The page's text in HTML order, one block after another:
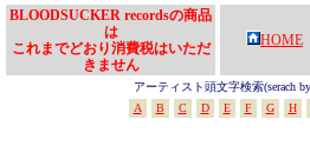
BLOODSUCKER recordsの商品
は
これまでどおり消費税はいただ
きません
HOME
アーティスト頭文字検索(serach
A
B C D E F G H